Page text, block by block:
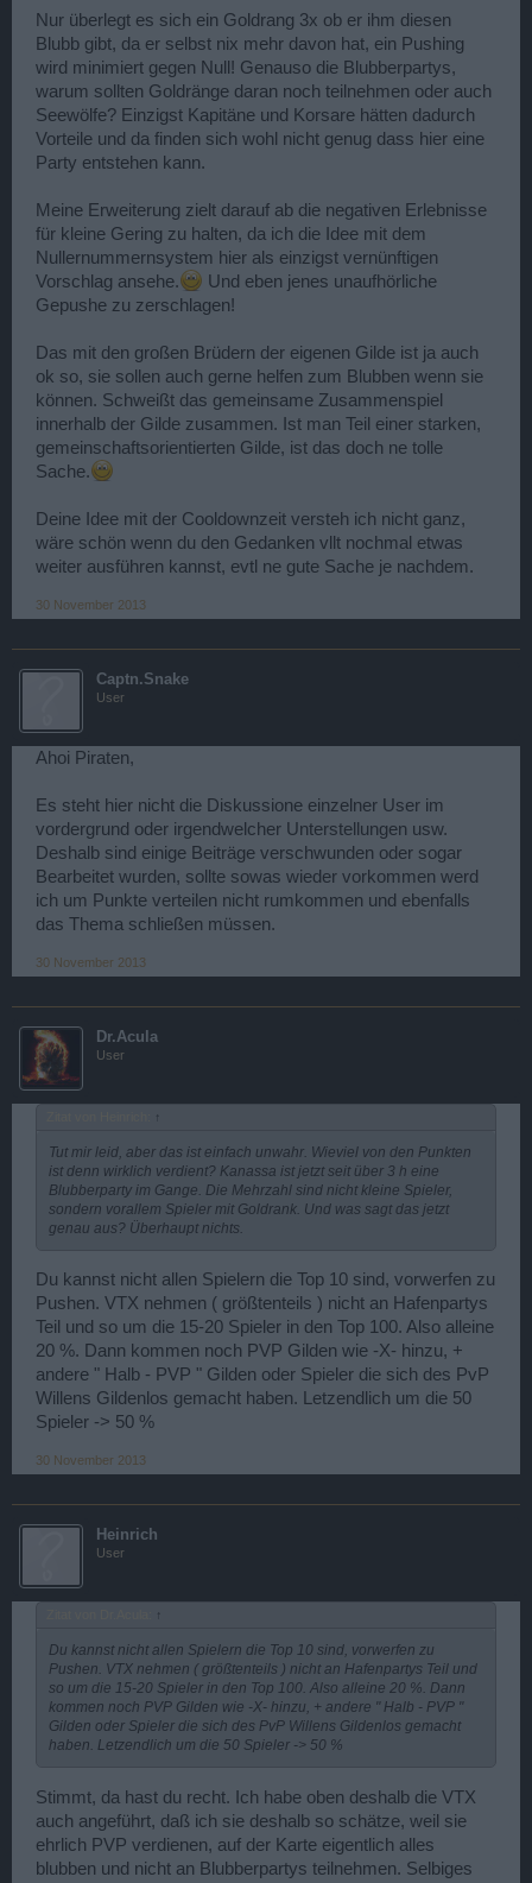
Nur überlegt es sich ein Goldrang 3x ob er ihm diesen
Blubb gibt, da er selbst nix mehr davon hat, ein Pushing
wird minimiert gegen Null! Genauso die Blubberpartys,
warum sollten Goldränge daran noch teilnehmen oder auch
Seewölfe? Einzigst Kapitäne und Korsare hätten dadurch
Vorteile und da finden sich wohl nicht genug dass hier eine
Party entstehen kann.
Meine Erweiterung zielt darauf ab die negativen Erlebnisse
für kleine Gering zu halten, da ich die Idee mit dem
Nullernummernsystem hier als einzigst vernünftigen
Vorschlag ansehe.
Und eben jenes unaufhörliche
Gepushe zu zerschlagen!
Das mit den großen Brüdern der eigenen Gilde ist ja auch
ok so, sie sollen auch gerne helfen zum Blubben wenn sie
können. Schweißt das gemeinsame Zusammenspiel
innerhalb der Gilde zusammen. Ist man Teil einer starken,
gemeinschaftsorientierten Gilde, ist das doch ne tolle
Sache.
Deine Idee mit der Cooldownzeit versteh ich nicht ganz,
wäre schön wenn du den Gedanken vllt nochmal etwas
weiter ausführen kannst, evtl ne gute Sache je nachdem.
30 November 2013
Captn.Snake
User
Ahoi Piraten,
Es steht hier nicht die Diskussione einzelner User im
vordergrund oder irgendwelcher Unterstellungen usw.
Deshalb sind einige Beiträge verschwunden oder sogar
Bearbeitet wurden, sollte sowas wieder vorkommen werd
ich um Punkte verteilen nicht rumkommen und ebenfalls
das Thema schließen müssen.
30 November 2013
Dr.Acula
User
↑
Tut mir leid, aber das ist einfach unwahr. Wieviel von den Punkten
ist denn wirklich verdient? Kanassa ist jetzt seit über 3 h eine
Blubberparty im Gange. Die Mehrzahl sind nicht kleine Spieler,
sondern vorallem Spieler mit Goldrank. Und was sagt das jetzt
genau aus? Überhaupt nichts.
Du kannst nicht allen Spielern die Top 10 sind, vorwerfen zu
Pushen. VTX nehmen ( größtenteils ) nicht an Hafenpartys
Teil und so um die 15-20 Spieler in den Top 100. Also alleine
20 %. Dann kommen noch PVP Gilden wie -X- hinzu, +
andere " Halb - PVP " Gilden oder Spieler die sich des PvP
Willens Gildenlos gemacht haben. Letzendlich um die 50
Spieler -> 50 %
30 November 2013
Heinrich
User
↑
Du kannst nicht allen Spielern die Top 10 sind, vorwerfen zu
Pushen. VTX nehmen ( größtenteils ) nicht an Hafenpartys Teil und
so um die 15-20 Spieler in den Top 100. Also alleine 20 %. Dann
kommen noch PVP Gilden wie -X- hinzu, + andere " Halb - PVP "
Gilden oder Spieler die sich des PvP Willens Gildenlos gemacht
haben. Letzendlich um die 50 Spieler -> 50 %
Stimmt, da hast du recht. Ich habe oben deshalb die VTX
auch angeführt, daß ich sie deshalb so schätze, weil sie
ehrlich PVP verdienen, auf der Karte eigentlich alles
blubben und nicht an Blubberpartys teilnehmen. Selbiges